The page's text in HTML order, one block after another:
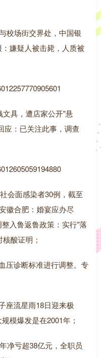
校场街交界处，中国银
嫌疑人被击毙，人质被
具，遭店家公开"悬
应：已关注此事，调查
会面感染者30例，截至
徽合肥：婚宴应办尽
入鲁返鲁政策：实行"落
酸证明；
压诊断标准进行调整。专
座流星雨18日迎来极
模爆发是在2001年；
净亏超38亿元，全职员